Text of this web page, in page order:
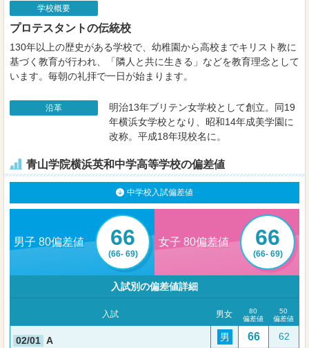
学校概要
プロテスタントの伝統校
130年以上の歴史がある学校で、幼稚園から高校までキリスト教に
基づく教育が行われ、「隣人と共に生きる」などを教育理念として
います。毎朝の礼拝で一日が始まります。
沿革
明治13年ブリテン女学校として創立。同19
年横浜女学校となり、昭和14年成美学園に
改称。平成18年現校名に。
青山学院横浜英和中学高等学校の偏差値
中学校入試偏差値
66
(66- 69)
男子 80偏差値 66
(66- 69)
女子 80偏差値
入試別の偏差値詳細
入試 男女
80
偏差値
50
偏差値
02/01 A
男 66 62